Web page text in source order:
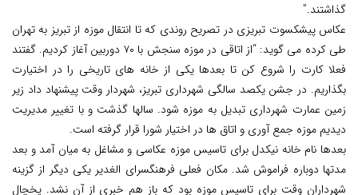
گذاشتند.”
عکاس پیشکسوت تبریزی در تصریح روندی که تا انتقال موزه از تبریز به تهران
طی کرده می گوید: “از اتاقی در موزه سنجش با ۷۰ دوربین آغاز کردیم. گفتند
فعلا کارت را شروع کن تا بعدها یکی از خانه های تاریخی را در اختیارت
بگذاریم. در جشن یکصد سالگی شهرداری تبریز، شهردار وقت پیشنهاد داد زیر
زمین عمارت شهرداری تبدیل به موزه شود. سالها گذشت و با تغییر مدیریت
دیدیم موزه جمع آوری و اتاق ها در اختیار شورا قرار گرفته است.
بعدها نام خانه نیکدل برای تاسیس موزه عکاسی و مشاغل به میان آمد و بعد
مدتها دوباره فراموش شد. مکان فعلی فرهنگسرای الغدیر یکی دیگر از گزینه
شهرداران وقت برای تاسیس موزه بود که باز هم خبری از آن نشد. یخچال